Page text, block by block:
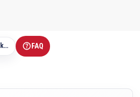
USA-Nationalparks aktuell: Sperrungen und Feuerregeln Ende Juni 2026 help FAQ